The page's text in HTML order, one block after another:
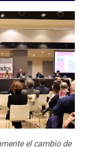
el cambio de